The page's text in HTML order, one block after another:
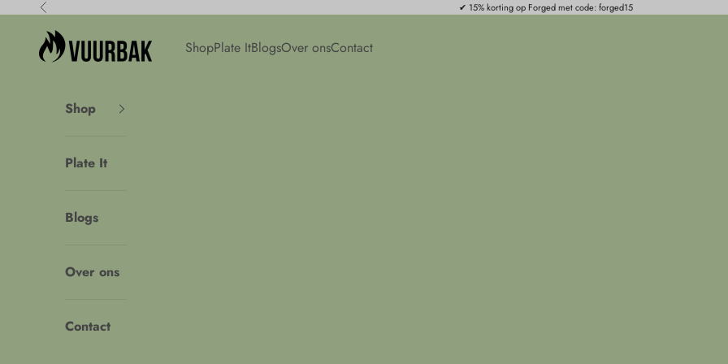
Naar inhoud
Vorige ✔ 15% korting op Forged met code: forged15
Vuurbak ShopPlate ItBlogsOver onsContact
Shop
Plate It
Blogs
Over ons
Contact